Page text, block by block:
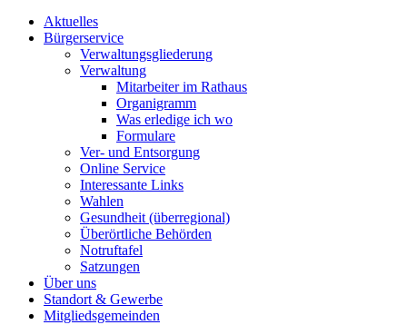
Aktuelles
Bürgerservice
Verwaltungsgliederung
Verwaltung
Mitarbeiter im Rathaus
Organigramm
Was erledige ich wo
Formulare
Ver- und Entsorgung
Online Service
Interessante Links
Wahlen
Gesundheit (überregional)
Überörtliche Behörden
Notruftafel
Satzungen
Über uns
Standort & Gewerbe
Mitgliedsgemeinden